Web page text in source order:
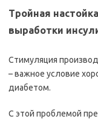
Тройная
выработки
Стимуляция
– важное условие
диабетом.
С этой проблемой